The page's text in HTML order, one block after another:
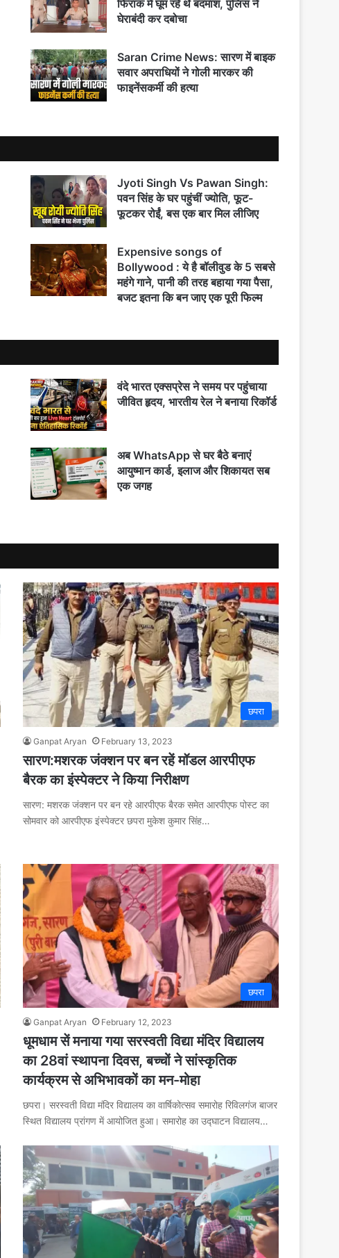
फिराक में घूम रहे थे बदमाश, पुलिस ने
घेराबंदी कर दबोचा
Saran Crime News: सारण में बाइक
सवार अपराधियों ने गोली मारकर की
फाइनेंसकर्मी की हत्या
Jyoti Singh Vs Pawan Singh:
पवन सिंह के घर पहुंचीं ज्योति, फूट-
फूटकर रोईं, बस एक बार मिल लीजिए
Expensive songs of
Bollywood : ये है बॉलीवुड के 5 सबसे
महंगे गाने, पानी की तरह बहाया गया पैसा,
बजट इतना कि बन जाए एक पूरी फिल्म
वंदे भारत एक्सप्रेस ने समय पर पहुंचाया
जीवित हृदय, भारतीय रेल ने बनाया रिकॉर्ड
अब WhatsApp से घर बैठे बनाएं
आयुष्मान कार्ड, इलाज और शिकायत सब
एक जगह
छपरा
Ganpat Aryan February 13, 2023
सारण:मशरक जंक्शन पर बन रहें मॉडल आरपीएफ
बैरक का इंस्पेक्टर ने किया निरीक्षण
सारण: मशरक जंक्शन पर बन रहे आरपीएफ बैरक समेत आरपीएफ पोस्ट का
सोमवार को आरपीएफ इंस्पेक्टर छपरा मुकेश कुमार सिंह…
छपरा
Ganpat Aryan February 12, 2023
धूमधाम सें मनाया गया सरस्वती विद्या मंदिर विद्यालय
का 28वां स्थापना दिवस, बच्चों ने सांस्कृतिक
कार्यक्रम से अभिभावकों का मन-मोहा
छपरा। सरस्वती विद्या मंदिर विद्यालय का वार्षिकोत्सव समारोह रिविलगंज बाजर
स्थित विद्यालय प्रांगण में आयोजित हुआ। समारोह का उद्घाटन विद्यालय…